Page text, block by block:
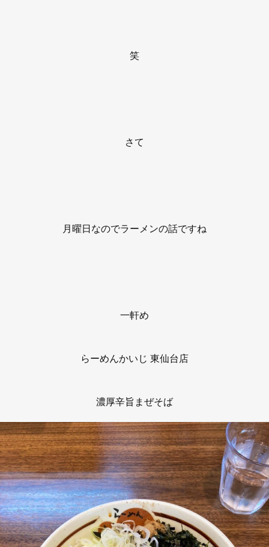
笑
さて
月曜日なのでラーメンの話ですね
一軒め
らーめんかいじ 東仙台店
濃厚辛旨まぜそば